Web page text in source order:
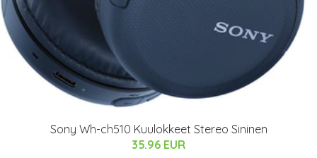
Sony Wh-ch510 Kuulokkeet Stereo Sininen
35.96 EUR